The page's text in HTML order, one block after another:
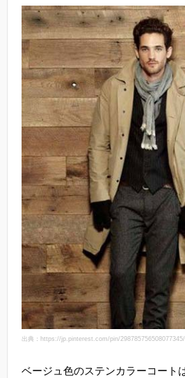
出典：https://jp.pinterest.com/pin/298785756508077345/
ベージュ色のステンカラーコート